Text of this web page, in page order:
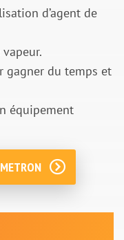
d’agent de
gagner du temps et
équipement